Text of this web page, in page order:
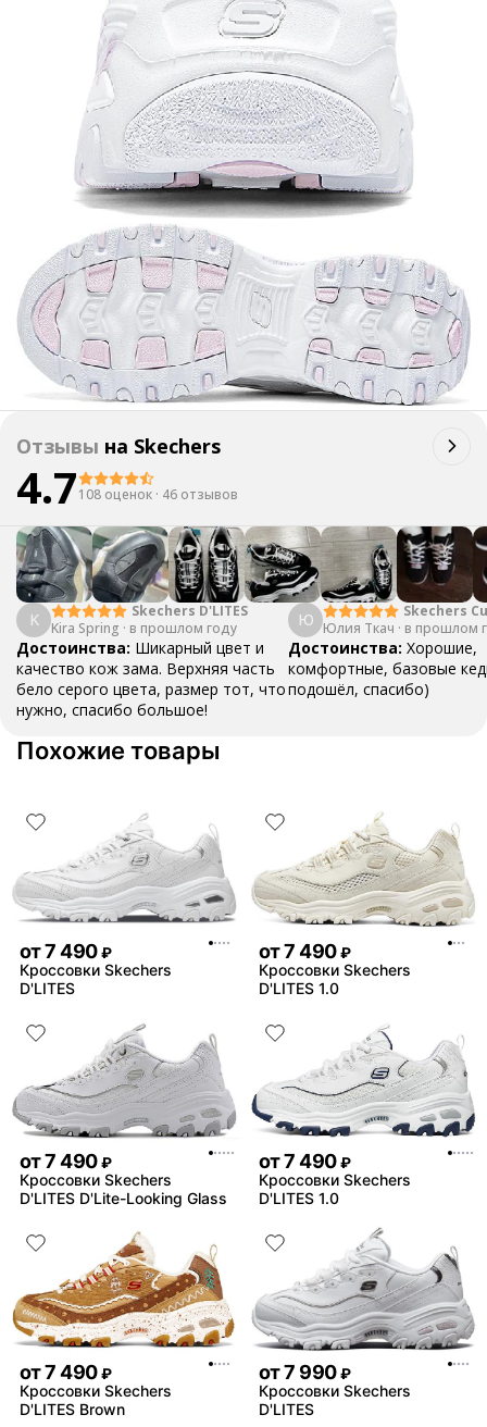
Отзывы на Skechers
4.7108 оценок · 46 отзывов
K
Skechers D'LITES
Kira Spring · в прошлом году
Достоинства: Шикарный цвет и
качество кож зама. Верхняя часть
бело серого цвета, размер тот, что
нужно, спасибо большое!
Ю
Skechers
Юлия Ткач · в прошлом
Достоинства: Хорошие,
комфортные, базовые
подошёл, спасибо)
Похожие товары
от7 490 ₽
Кроссовки Skechers
D'LITES
от7 490 ₽
Кроссовки Skechers
D'LITES 1.0
от7 490 ₽
Кроссовки Skechers
D'LITES D'Lite-Looking Glass
от7 490 ₽
Кроссовки Skechers
D'LITES 1.0
от7 490 ₽
Кроссовки Skechers
D'LITES Brown
от7 990 ₽
Кроссовки Skechers
D'LITES